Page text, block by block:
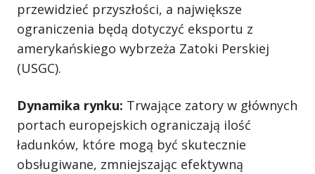
przewidzieć przyszłości, a największe
ograniczenia będą dotyczyć eksportu z
amerykańskiego wybrzeża Zatoki Perskiej
(USGC).
Dynamika rynku: Trwające zatory w głównych
portach europejskich ograniczają ilość
ładunków, które mogą być skutecznie
obsługiwane, zmniejszając efektywną